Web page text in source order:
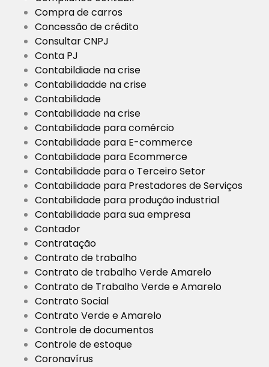
Compra de carros
Concessão de crédito
Consultar CNPJ
Conta PJ
Contabildiade na crise
Contabilidadde na crise
Contabilidade
Contabilidade na crise
Contabilidade para comércio
Contabilidade para E-commerce
Contabilidade para Ecommerce
Contabilidade para o Terceiro Setor
Contabilidade para Prestadores de Serviços
Contabilidade para produção industrial
Contabilidade para sua empresa
Contador
Contratação
Contrato de trabalho
Contrato de trabalho Verde Amarelo
Contrato de Trabalho Verde e Amarelo
Contrato Social
Contrato Verde e Amarelo
Controle de documentos
Controle de estoque
Coronavírus